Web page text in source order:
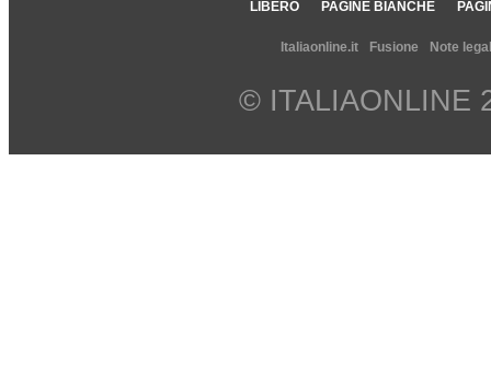
LIBERO PAGINE BIANCHE
Italiaonline.it Fusione Note
© ITALIAONLINE